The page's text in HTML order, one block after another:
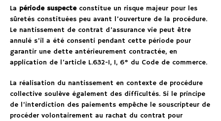
La période suspecteconstitue un risque majeur pour les
sûretés constituées peu avant l’ouverture de la procédure.
Le nantissement de contrat d’assurance vie peut être
annulé s’il a été consenti pendant cette période pour
garantir une dette antérieurement contractée, en
application de l’article L.632-1, I, 6° du Code de commerce.
La réalisation du nantissement en contexte de procédure
collective soulève également des difficultés. Si le principe
de l’interdiction des paiements empêche le souscripteur de
procéder volontairement au rachat du contrat pour